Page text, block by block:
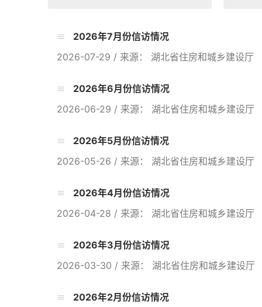
2026年7月份信访情况
2026-07-29 / 来源： 湖北省住房和城乡建设厅
2026年6月份信访情况
2026-06-29 / 来源： 湖北省住房和城乡建设厅
2026年5月份信访情况
2026-05-26 / 来源： 湖北省住房和城乡建设厅
2026年4月份信访情况
2026-04-28 / 来源： 湖北省住房和城乡建设厅
2026年3月份信访情况
2026-03-30 / 来源： 湖北省住房和城乡建设厅
2026年2月份信访情况